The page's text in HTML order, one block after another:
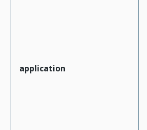
application